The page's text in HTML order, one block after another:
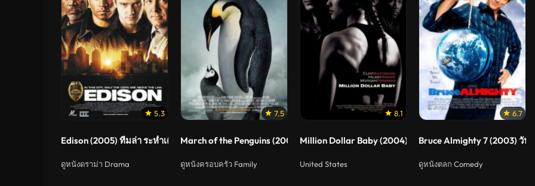
5.3
Edison (2005) ทีมล่า ระห่ำเดือด
ดูหนังดราม่า Drama
7.5
March of the Penguins (2005) การเดินทางของจักรพรรดิ
ดูหนังครอบครัว Family
8.1
Million Dollar Baby (2004) เวทีแห่งฝัน วันแห่งศักดิ์ศรี
United States
6.7
Bruce Almighty 7 (2003) วัน
ดูหนังตลก Comedy